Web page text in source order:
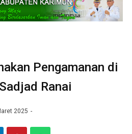
Pengamanan di
Ranai
2025